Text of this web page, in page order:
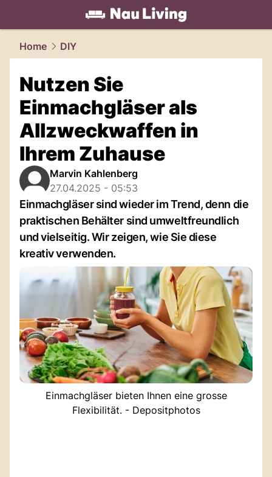
living.NAU.ch
Home DIY
Nutzen Sie
Einmachgläser als
Allzweckwaffen in
Ihrem Zuhause
Marvin Kahlenberg
27.04.2025 - 05:53
Einmachgläser sind wieder im Trend, denn die
praktischen Behälter sind umweltfreundlich
und vielseitig. Wir zeigen, wie Sie diese
kreativ verwenden.
Einmachgläser bieten Ihnen eine grosse
Flexibilität. - Depositphotos